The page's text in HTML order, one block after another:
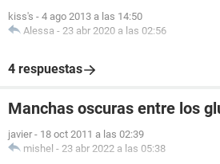
kiss's - 4 ago 2013 a las 14:50
Alessa - 23 abr 2020 a las 02:56
4 respuestas
Manchas oscuras entre los
javier - 18 oct 2011 a las 02:39
mishel - 23 abr 2022 a las 05:38